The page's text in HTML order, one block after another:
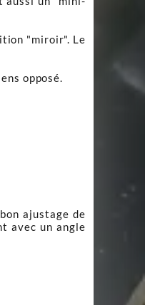
"miroir". Le
opposé.
ajustage de
avec un angle